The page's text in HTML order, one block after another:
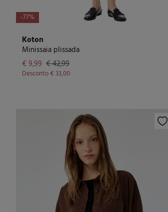
-77%
Koton
Minissaia plissada
€ 9,99 € 42,99
Desconto€ 33,00